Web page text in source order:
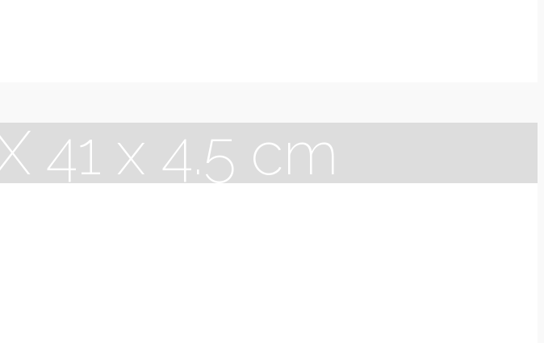
41 x 4.5 cm